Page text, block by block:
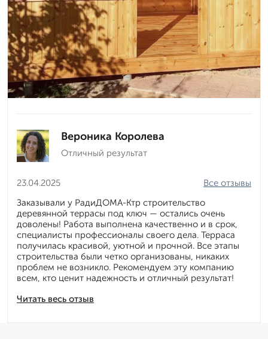
Вероника Королева
Отличный результат
23.04.2025
Читать весь отзыв
Все отзывы
Заказывали у РадиДОМА-Ктр строительство
деревянной террасы под ключ — остались очень
доволены! Работа выполнена качественно и в срок,
специалисты профессионалы своего дела. Терраса
получилась красивой, уютной и прочной. Все этапы
строительства были четко организованы, никаких
проблем не возникло. Рекомендуем эту компанию
всем, кто ценит надежность и отличный результат!